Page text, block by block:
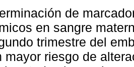
de
en sangre
trimestre del
mayor riesgo de